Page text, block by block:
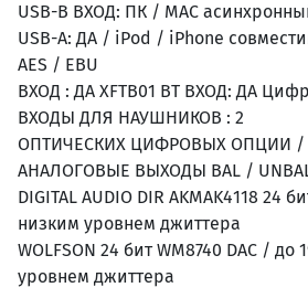
USB-B ВХОД: ПК / MAC
USB-A: ДА / iPod / iPhone
AES / EBU
ВХОД : ДА XFTB01 BT ВХОД: ДА
ВХОДЫ ДЛЯ НАУШНИКОВ : 2
ОПТИЧЕСКИХ ЦИФРОВЫХ ОПЦИИ /
АНАЛОГОВЫЕ ВЫХОДЫ BAL /
DIGITAL AUDIO DIR AKMAK4118 24
низким уровнем джиттера
WOLFSON 24 бит WM8740 DAC / до
уровнем джиттера